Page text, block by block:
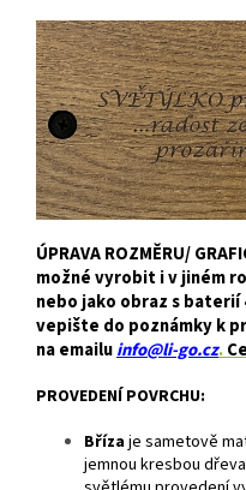
ÚPRAVA ROZMĚRU/
možné vyrobit i v jiném
nebo jako obraz s baterií
vepište do poznámky k
na emailuinfo@li-go.cz.
PROVEDENÍ POVRCHU:
Břízaje sametově
jemnou kresbou